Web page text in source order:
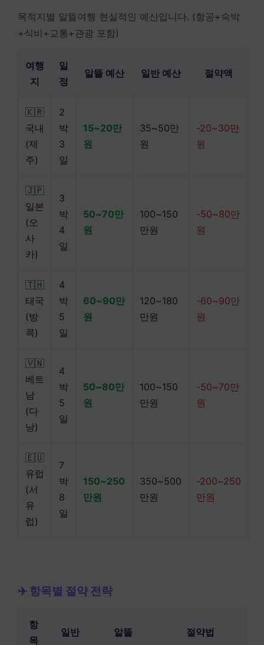
목적지별 알뜰여행 현실적인 예산입니다. (항공+숙박
+식비+교통+관광 포함)
여행
지
일
정
알뜰 예산 일반 예산 절약액
🇰🇷
국내
(제
주)
2
박
3
일
15~20만
원
35~50만
원
-20~30만
원
🇯🇵
일본
(오
사
카)
3
박
4
일
50~70만
원
100~150
만원
-50~80만
원
🇹🇭
태국
(방
콕)
4
박
5
일
60~90만
원
120~180
만원
-60~90만
원
🇻🇳
베트
남
(다
낭)
4
박
5
일
50~80만
원
100~150
만원
-50~70만
원
🇪🇺
유럽
(서
유
럽)
7
박
8
일
150~250
만원
350~500
만원
-200~250
만원
✈️ 항목별 절약 전략
항
목
일반 알뜰 절약법